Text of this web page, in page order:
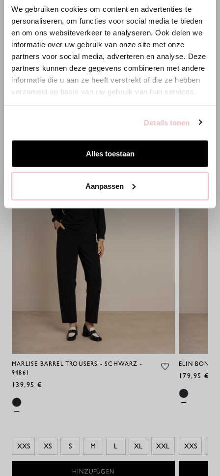
We gebruiken cookies om content en advertenties te
personaliseren, om functies voor social media te bieden
en om ons websiteverkeer te analyseren. Ook delen we
informatie over uw gebruik van onze site met onze
partners voor social media, adverteren en analyse. Deze
partners kunnen deze gegevens combineren met andere
informatie die u aan ze heeft verstrekt of die ze hebben
verzameld op basis van uw gebruik van hun services.
Details tonen
Alles toestaan
Aanpassen
XXS XS S M L XL XXL
HINZUFÜGEN
PASSENDE PRODUKTE
MARLISE BARREL TROUSERS - SCHWARZ -
94861
139,95 €
XXS XS S M L XL XXL
HINZUFÜGEN
ELIN
179,95 €
XXS
ANNELOES
Es scheint, dass du uns von einem anderen Land aus
Bist du am richtigen Ort?
Zur niederländischen Seite wechseln